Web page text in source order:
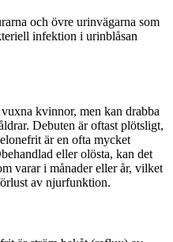
och övre urinvägarna som
infektion i urinblåsan
kvinnor, men kan drabba
Debuten är oftast plötsligt,
är en ofta mycket
eller olösta, kan det
varar i månader eller år, vilket
av njurfunktion.